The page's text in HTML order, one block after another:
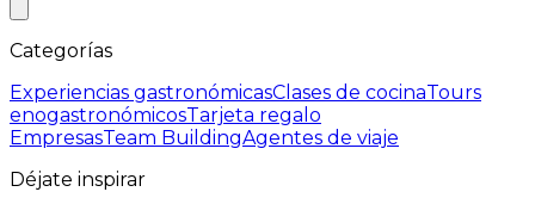
Categorías
Experiencias gastronómicasClases de cocinaTours
enogastronómicosTarjeta regalo
EmpresasTeam BuildingAgentes de viaje
Déjate inspirar